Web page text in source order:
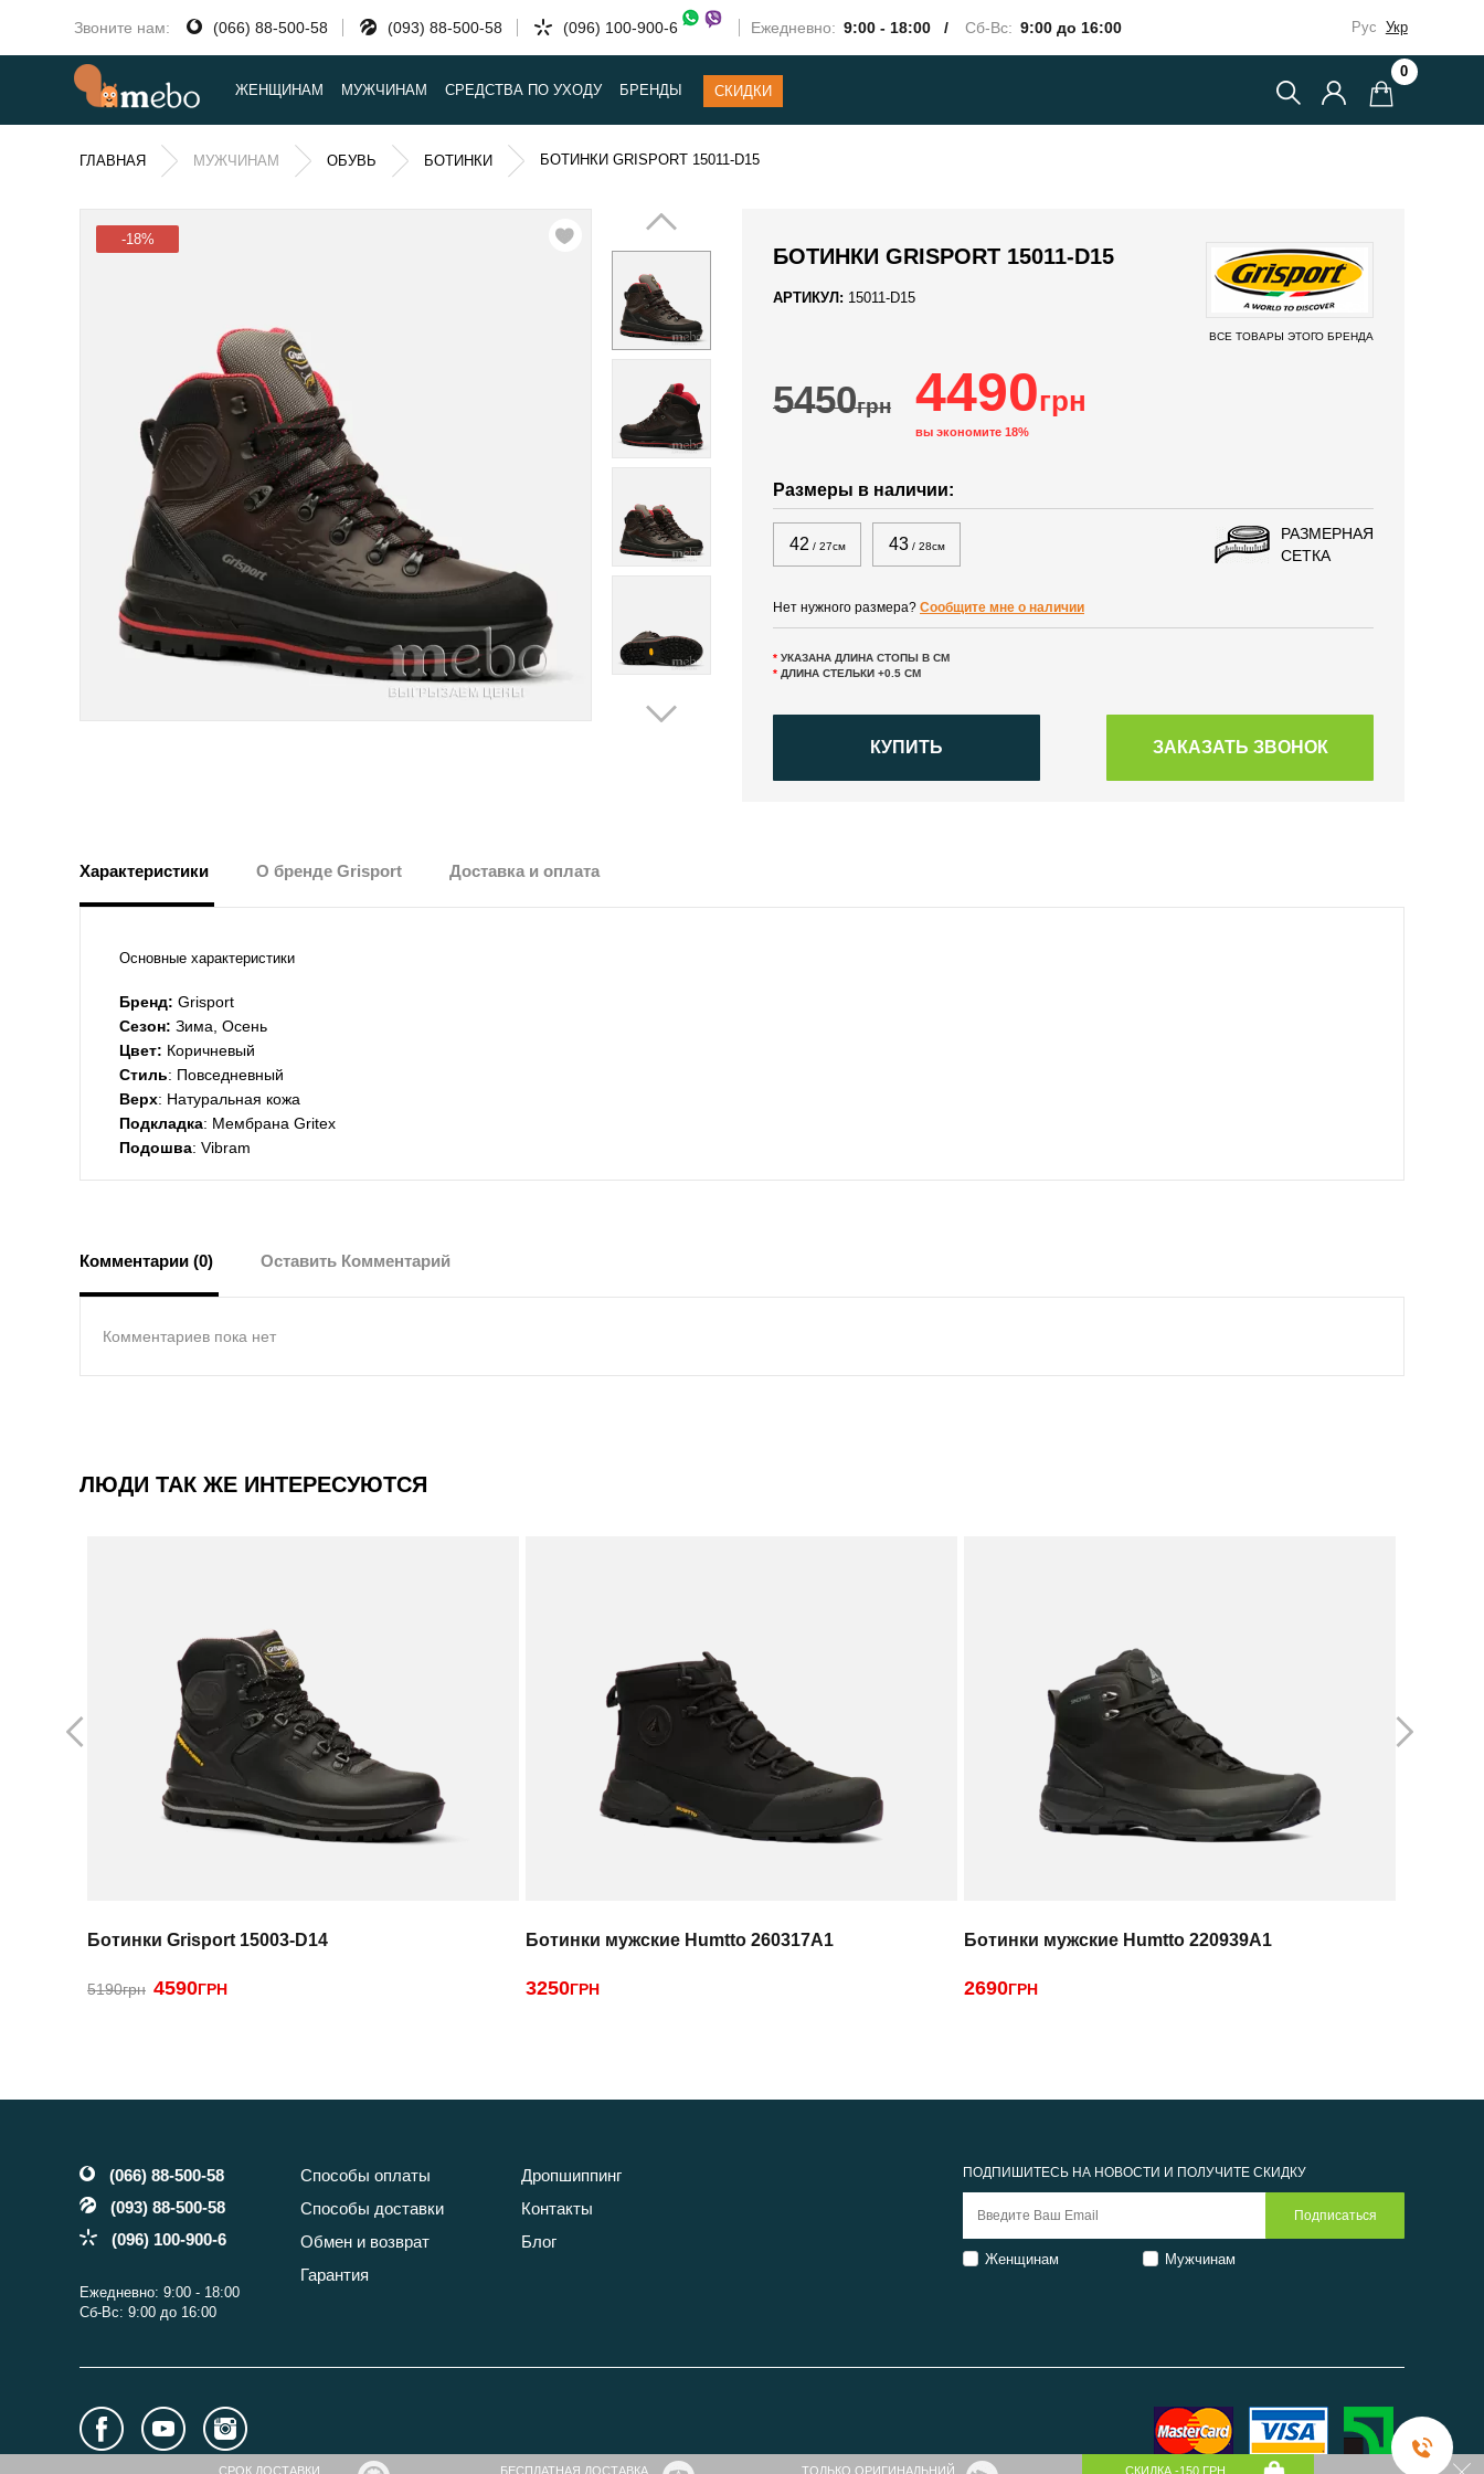
Звоните нам: (066) 88-500-58 (093) 88-500-58 (096) 100-900-6 Ежедневно: 9:00 - 18:00 / Сб-Вс: 9:00 до 16:00 Рус Укр
ЖЕНЩИНАМ МУЖЧИНАМ СРЕДСТВА ПО УХОДУ БРЕНДЫ СКИДКИ
0
ГЛАВНАЯ МУЖЧИНАМ ОБУВЬ БОТИНКИ БОТИНКИ GRISPORT 15011-D15
-18%
БОТИНКИ GRISPORT 15011-D15
АРТИКУЛ: 15011-D15
ВСЕ ТОВАРЫ ЭТОГО БРЕНДА
5450грн 4490грн
вы экономите 18%
Размеры в наличии:
42 / 27см 43/ 28см
РАЗМЕРНАЯ
СЕТКА
Нет нужного размера? Сообщите мне о наличии
* УКАЗАНА ДЛИНА СТОПЫ В СМ
* ДЛИНА СТЕЛЬКИ +0.5 СМ
КУПИТЬ
Характеристики О бренде Grisport Доставка и оплата
Основные характеристики
Бренд: Grisport
Сезон: Зима, Осень
Цвет: Коричневый
Стиль: Повседневный
Верх: Натуральная кожа
Подкладка: Мембрана Gritex
Подошва: Vibram
Комментарии (0) Оставить Комментарий
Комментариев пока нет
ЛЮДИ ТАК ЖЕ ИНТЕРЕСУЮТСЯ
Ботинки Grisport 15003-D14
5190грн 4590ГРН
Ботинки мужские Humtto 260317A1
3250ГРН
Ботинки мужские Humtto 220939A1
2690ГРН
(066) 88-500-58
(093) 88-500-58
(096) 100-900-6
Ежедневно: 9:00 - 18:00
Сб-Вс: 9:00 до 16:00
Способы оплаты
Способы доставки
Обмен и возврат
Гарантия
Дропшиппинг
Контакты
Блог
ПОДПИШИТЕСЬ НА НОВОСТИ И ПОЛУЧИТЕ СКИДКУ
Женщинам Мужчинам
CРОК ДОСТАВКИ БЕСПЛАТНАЯ ДОСТАВКА ТОЛЬКО ОРИГИНАЛЬНИЙ СКИДКА -150 ГРН